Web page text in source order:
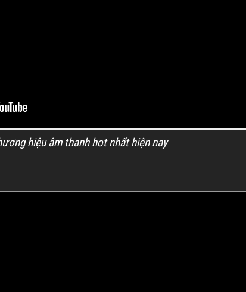
hiệu âm thanh hot nhất hiện nay